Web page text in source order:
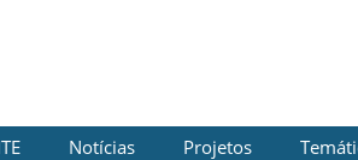
Notícias Projetos